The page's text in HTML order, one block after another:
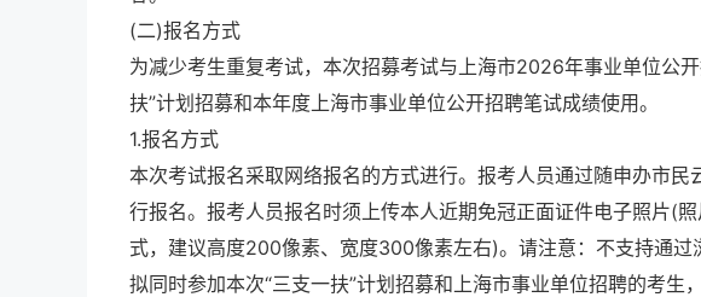
(二)报名方式
为减少考生重复考试，本次招募考试与上海市2026年事业单位公
扶”计划招募和本年度上海市事业单位公开招聘笔试成绩使用。
1.报名方式
本次考试报名采取网络报名的方式进行。报考人员通过随申办市民
行报名。报考人员报名时须上传本人近期免冠正面证件电子照片(
式，建议高度200像素、宽度300像素左右)。请注意：不支持通过
拟同时参加本次“三支一扶”计划招募和上海市事业单位招聘的考生